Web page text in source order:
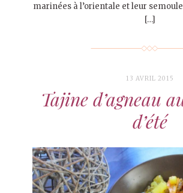
marinées à l’orientale et leur
[…]
13 AVRIL 2015
Tajine d’agneau
d’été